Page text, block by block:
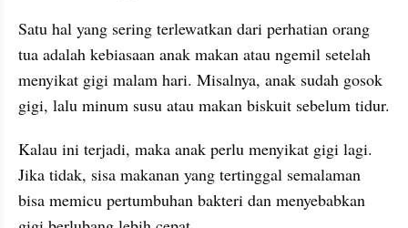
Satu hal yang sering terlewatkan dari perhatian orang
tua adalah kebiasaan anak makan atau ngemil setelah
menyikat gigi malam hari. Misalnya, anak sudah gosok
gigi, lalu minum susu atau makan biskuit sebelum tidur.
Kalau ini terjadi, maka anak perlu menyikat gigi lagi.
Jika tidak, sisa makanan yang tertinggal semalaman
bisa memicu pertumbuhan bakteri dan menyebabkan